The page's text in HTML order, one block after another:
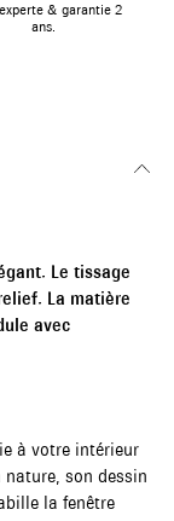
& garantie 2
ans.
Le tissage
La matière
avec
à votre intérieur
son dessin
la fenêtre